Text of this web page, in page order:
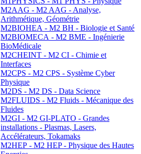
M2AAG - M2 AAG - Analyse,
Arithmétique, Géométrie
M2BIOHEA - M2 BH - Biologie et Santé
M2BIOMECA - M2 BME - Ingénierie
BioMédicale
M2CHEINT - M2 CI - Chimie et
Interfaces
M2CPS - M2 CPS - Système Cyber
Physique
M2DS - M2 DS - Data Science
M2FLUIDS - M2 Fluids - Mécanique des
Fluides
M2GI - M2 GI-PLATO - Grandes
installations - Plasmas, Lasers,
Accélérateurs, Tokamaks
M2HEP - M2 HEP - Physique des Hautes